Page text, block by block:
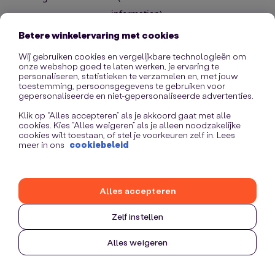
information).
Betere winkelervaring met cookies
Wij gebruiken cookies en vergelijkbare technologieën om
onze webshop goed te laten werken, je ervaring te
personaliseren, statistieken te verzamelen en, met jouw
toestemming, persoonsgegevens te gebruiken voor
gepersonaliseerde en niet-gepersonaliseerde advertenties.
Klik op “Alles accepteren” als je akkoord gaat met alle
cookies. Kies “Alles weigeren” als je alleen noodzakelijke
cookies wilt toestaan, of stel je voorkeuren zelf in. Lees
meer in ons cookiebeleid
Zelf instellen
Alles weigeren
Alles accepteren